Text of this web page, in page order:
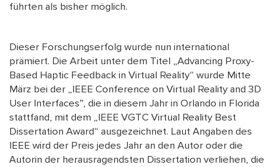
führten als bisher möglich.
Dieser Forschungserfolg wurde nun international
prämiert. Die Arbeit unter dem Titel „Advancing Proxy-
Based Haptic Feedback in Virtual Reality“ wurde Mitte
März bei der „IEEE Conference on Virtual Reality and 3D
User Interfaces”, die in diesem Jahr in Orlando in Florida
stattfand, mit dem „IEEE VGTC Virtual Reality Best
Dissertation Award“ ausgezeichnet. Laut Angaben des
IEEE wird der Preis jedes Jahr an den Autor oder die
Autorin der herausragendsten Dissertation verliehen, die